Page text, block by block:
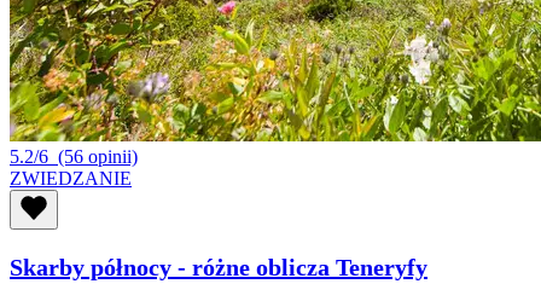
5.2/6 (56 opinii)
ZWIEDZANIE
Skarby północy - różne oblicza Teneryfy